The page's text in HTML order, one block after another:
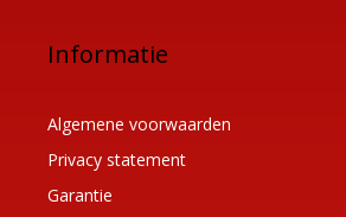
Informatie
Algemene voorwaarden
Privacy statement
Garantie